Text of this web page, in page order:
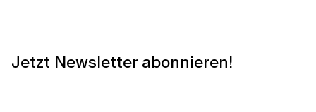
Jetzt Newsletter abonnieren!